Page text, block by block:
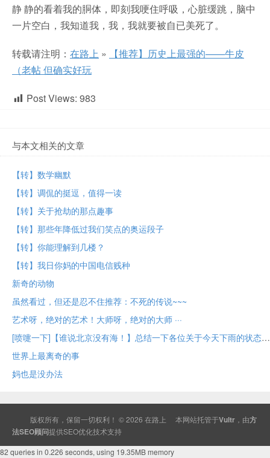
静 静的看着我的胴体，即刻我哽住呼吸，心脏缓跳，脑中
一片空白，我知道我，我，我就要被自已美死了。
转载请注明： 在路上 »
【推荐】历史上最强的——牛皮
（老帖 但确实好玩
Post Views: 983
与本文相关的文章
【转】数学幽默
【转】调侃的挺逗， 值得一读
【转】关于抢劫的那点趣事
【转】那些年降低过我们笑点的奥运段子
【转】你能理解到几楼？
【转】我日你妈的中国电信贱种
新奇的动物
虽然看过，但还是忍不住推荐：不死的传说~~~
艺术呀，绝对的艺术！大师呀，绝对的大师 ···
[喷嚏一下]【谁说北京没有海！】总结一下各位关于今天下雨的状态～
世界上最离奇的事
妈也是没办法
版权所有，保留一切权利！ © 2026 在路上 本网站托管于Vultr ，由方
法SEO顾问提供SEO优化技术支持
82 queries in 0.226 seconds, using 19.35MB memory